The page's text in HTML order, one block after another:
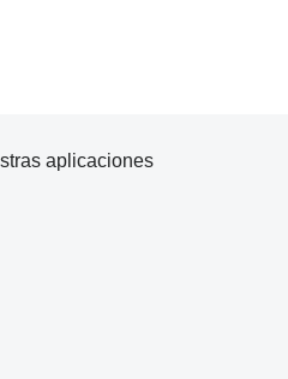
aplicaciones